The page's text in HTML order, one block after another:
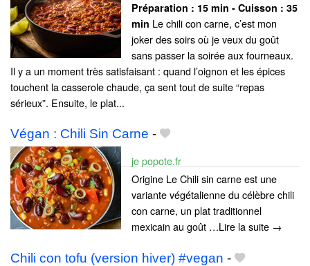
Préparation : 15 min - Cuisson : 35
min Le chili con carne, c’est mon
joker des soirs où je veux du goût
sans passer la soirée aux fourneaux.
Il y a un moment très satisfaisant : quand l’oignon et les épices
touchent la casserole chaude, ça sent tout de suite “repas
sérieux”. Ensuite, le plat...
Végan : Chili Sin Carne -
je popote.fr
Origine Le Chili sin carne est une
variante végétalienne du célèbre chili
con carne, un plat traditionnel
mexicain au goût …Lire la suite →
Chili con tofu (version hiver) #vegan -